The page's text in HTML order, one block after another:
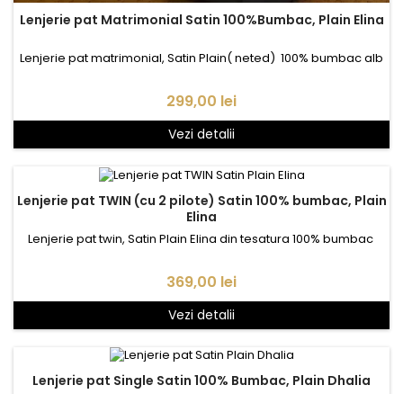
Lenjerie pat Matrimonial Satin 100%Bumbac, Plain Elina
Lenjerie pat matrimonial, Satin Plain( neted) 100% bumbac alb
Pret
299,00 lei
Vezi detalii
Lenjerie pat TWIN (cu 2 pilote) Satin 100% bumbac, Plain
Elina
Lenjerie pat twin, Satin Plain Elina din tesatura 100% bumbac
Pret
369,00 lei
Vezi detalii
Lenjerie pat Single Satin 100% Bumbac, Plain Dhalia